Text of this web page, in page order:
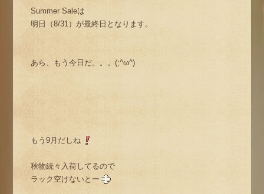
Summer Saleは
明日（8/31）が最終日となります。
あら、もう今日だ。。。(;^ω^)
もう9月だしね
秋物続々入荷してるので
ラック空けないとー